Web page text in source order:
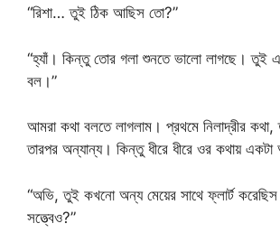
“রিশা… তুই ঠিক আছিস তো?”
“হ্যাঁ। কিন্তু তোর গলা শুনতে ভালো লাগছে।
বল।”
আমরা কথা বলতে লাগলাম। প্রথমে নিলাদ্রীর
তারপর অন্যান্য। কিন্তু ধীরে ধীরে ওর কথায়
“অভি, তুই কখনো অন্য মেয়ের সাথে ফ্লার্ট করেছিস
সত্ত্বেও?”